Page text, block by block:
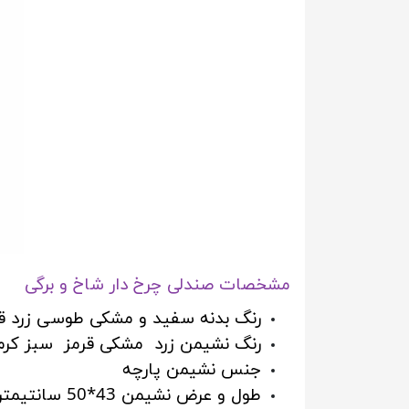
مشخصات صندلی چرخ دار شاخ و برگی
رنگ بدنه سفید و مشکی طوسی زرد
رنگ نشیمن زرد مشکی قرمز سبز
جنس نشیمن پارچه
طول و عرض نشیمن 43*50 سانتیمتر